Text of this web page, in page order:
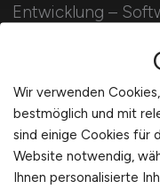
Entwicklung –
Engineer –
Für
Wir verwenden
bestmöglich und mit
sind einige Cookies für
Website notwendig,
Ihnen personalisierte